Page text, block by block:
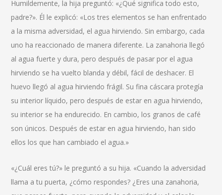
Humildemente, la hija preguntó: «¿Qué significa todo esto,
padre?». Él le explicó: «Los tres elementos se han enfrentado
a la misma adversidad, el agua hirviendo. Sin embargo, cada
uno ha reaccionado de manera diferente. La zanahoria llegó
al agua fuerte y dura, pero después de pasar por el agua
hirviendo se ha vuelto blanda y débil, fácil de deshacer. El
huevo llegó al agua hirviendo frágil. Su fina cáscara protegía
su interior líquido, pero después de estar en agua hirviendo,
su interior se ha endurecido. En cambio, los granos de café
son únicos. Después de estar en agua hirviendo, han sido
ellos los que han cambiado el agua.»
«¿Cuál eres tú?» le preguntó a su hija. «Cuando la adversidad
llama a tu puerta, ¿cómo respondes? ¿Eres una zanahoria,